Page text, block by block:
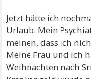
Jetzt hätte ich
Urlaub. Mein
meinen, dass ich
Meine Frau und ich
Weihnachten nach